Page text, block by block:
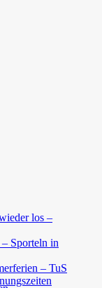
los –
Sporteln in
– TuS